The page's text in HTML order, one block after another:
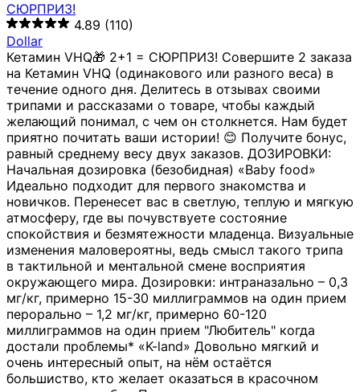
СЮРПРИЗ!
4.89 (110)
Dollar
Кетамин VHQ🎁 2+1 = СЮРПРИЗ! Совершите 2 заказа
на Кетамин VHQ (одинакового или разного веса) в
течение одного дня. Делитесь в отзывах своими
трипами и рассказами о товаре, чтобы каждый
желающий понимал, с чем он столкнется. Нам будет
приятно почитать ваши истории! 😊 Получите бонус,
равный среднему весу двух заказов. ДОЗИРОВКИ:
Начальная дозировка (безобидная) «Baby food»
Идеально подходит для первого знакомства и
новичков. Перенесет вас в светлую, теплую и мягкую
атмосферу, где вы почувствуете состояние
спокойствия и безмятежности младенца. Визуальные
изменения маловероятны, ведь смысл такого трипа
в тактильной и ментальной смене восприятия
окружающего мира. Дозировки: интраназально – 0,3
мг/кг, примерно 15-30 миллиграммов на один прием
перорально – 1,2 мг/кг, примерно 60-120
миллиграммов на один прием "Любитель" когда
достали проблемы* «K-land» Довольно мягкий и
очень интересный опыт, на нём остаётся
большиство, кто желает оказаться в красочном